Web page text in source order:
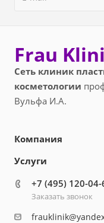
Frau
Сеть клиник
косметологии
Вульфа И.А.
Компания
Услуги
+7 (495) 120-04-
Заказать звонок